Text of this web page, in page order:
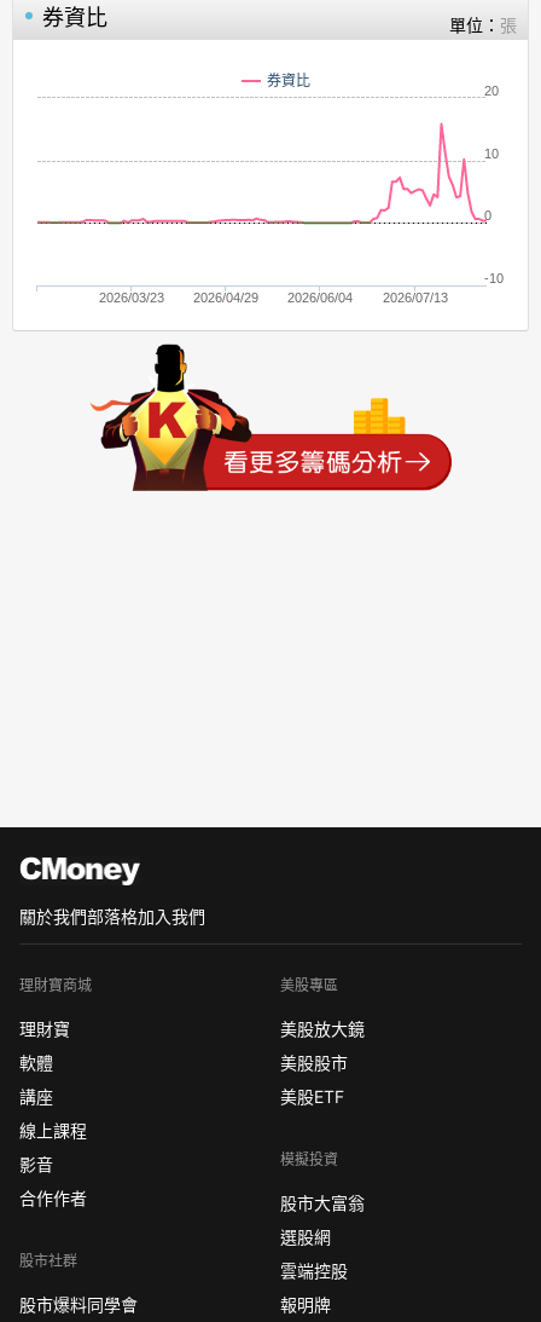
券資比 單位： 張
券資比
2026/03/23 2026/04/29 2026/06/04 2026/07/13
0
10
20
-10
關於我們部落格加入我們
理財寶商城
理財寶
軟體
講座
線上課程
影音
合作作者
股市社群
股市爆料同學會
美股專區
美股放大鏡
美股股市
美股ETF
模擬投資
股市大富翁
選股網
雲端控股
報明牌